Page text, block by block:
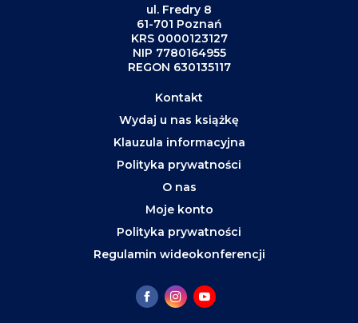
ul. Fredry 8
61-701 Poznań
KRS 0000123127
NIP 7780164955
REGON 630135117
Kontakt
Wydaj u nas książkę
Klauzula informacyjna
Polityka prywatności
O nas
Moje konto
Polityka prywatności
Regulamin wideokonferencji